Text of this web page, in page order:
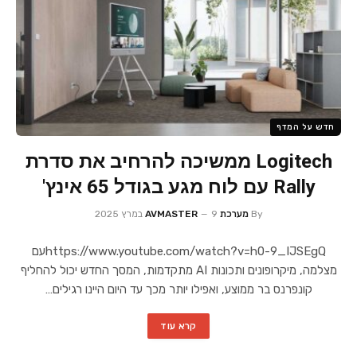
חדש על המדף
Logitech ממשיכה להרחיב את סדרת
Rally עם לוח מגע בגודל 65 אינץ'
By מערכת AVMASTER 9 במרץ 2025
https://www.youtube.com/watch?v=h0-9_IJSEgQעם
מצלמה, מיקרופונים ותכונות AI מתקדמות, המסך החדש יכול להחליף
קונפרנס בר ממוצע, ואפילו יותר מכך עד היום היינו רגילים…
קרא עוד